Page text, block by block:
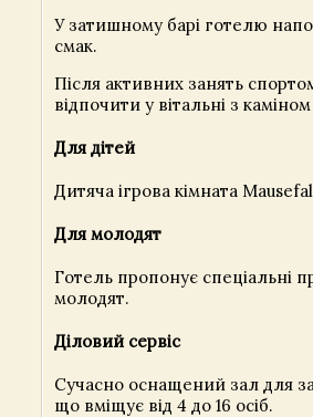
У затишному барі готелю
смак.
Після активних занять
відпочити у вітальні з
Для дітей
Дитяча ігрова кімната
Для молодят
Готель пропонує спеціальні
молодят.
Діловий сервіс
Сучасно оснащений зал для
що вміщує від 4 до 16 осіб.